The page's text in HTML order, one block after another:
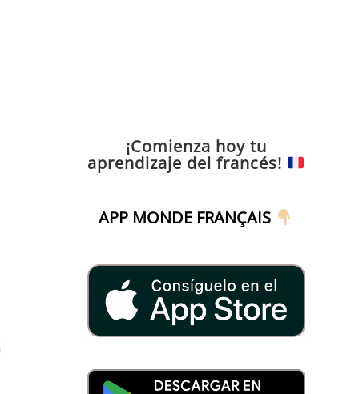
¡Comienza hoy tu
aprendizaje del francés!
APP MONDE FRANÇAIS